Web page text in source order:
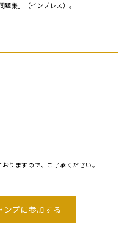
集」（インプレス）。
りますので、ご了承ください。
ンプに参加する